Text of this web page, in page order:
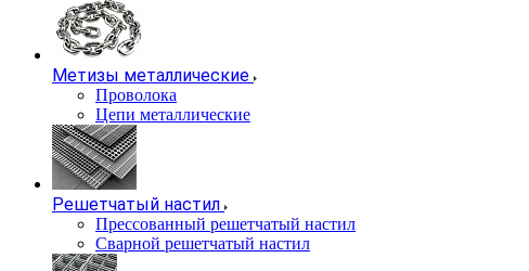
Метизы металлические
Проволока
Цепи металлические
Решетчатый настил
Прессованный решетчатый настил
Сварной решетчатый настил